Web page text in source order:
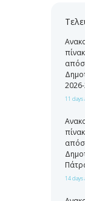
11 days
14 days